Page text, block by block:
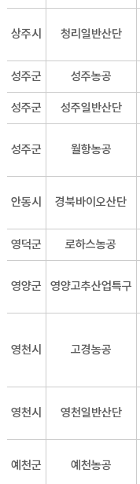
상주시 청리일반산단
성주군 성주농공
성주군 성주일반산단
성주군 월항농공
안동시 경북바이오산단
영덕군 로하스농공
영양군 영양고추산업특구
영천시 고경농공
영천시 영천일반산단
예천군 예천농공